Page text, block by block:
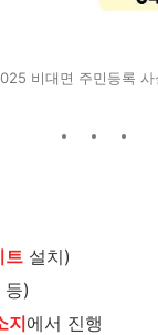
비대면 주민등록 사
트 설치)
등)
지에서 진행